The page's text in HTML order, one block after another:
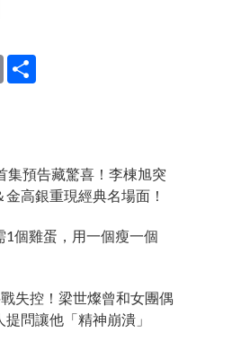
Copy
Link
集預告藏驚喜！李棟旭突
高銀重現經典名場面！
1個雞蛋，用一個瘦一個
戰失控！梁世燦曾和女團偶
問讓他「精神崩潰」